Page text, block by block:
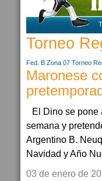
Torneo
Fed. B Zona 07 Torneo
Maronese
El Dino se pone
semana y
Argentino B.
Navidad y Año
03 de enero de